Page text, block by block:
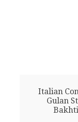
Italian
Gulan